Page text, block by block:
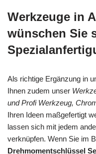
Werkzeuge in
wünschen Sie
Als richtige Ergänzung in
Ihnen zudem unser
und Profi Werkzeug,
Ihren Ideen maßgefertigt
lassen sich mit jedem
verknüpfen. Wenn Sie im
Drehmomentschlüssel